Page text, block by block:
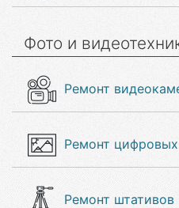
Фото и
Ремонт
Ремонт
Ремонт штативов